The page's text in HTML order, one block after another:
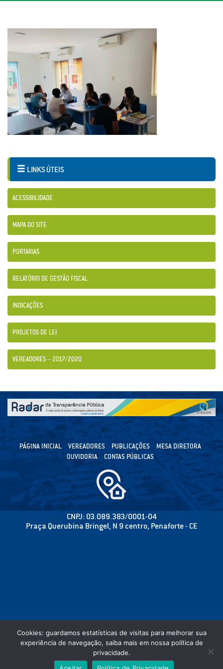
LINKS ÚTEIS
ACESSIBILIDADE
MAPA DO SITE
PORTARIAS
RELATÓRIO DE GESTÃO FISCAL
INDICAÇÕES
PROJETOS DE LEI
VEREADORES – 2017/2020
PÁGINA INICIAL VEREADORES PUBLICAÇÕES
MESA DIRETORA
OUVIDORIA
CONTAS PÚBLICAS
CNPJ: 03.089.383/0001-04
Praça Querubina Bringel, N 9 centro, Penaforte - CE
©2020 CÂMARA MUNICIPAL DE PENAFORTE - PODER LEGISLATIVO - TODOS OS
Cookies: guardamos estatísticas de visitas para melhorar sua
experiência de navegação, saiba mais em nossa política de
privacidade.